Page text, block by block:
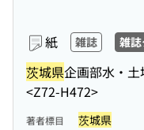
紙 雑誌 雑
茨城県企画部水・
<Z72-H472>
著者標目 茨城県